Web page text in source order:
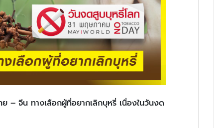
– จีน ทางเลือกผู้ที่อยากเลิกบุหรี่ เนื่องในวันงด